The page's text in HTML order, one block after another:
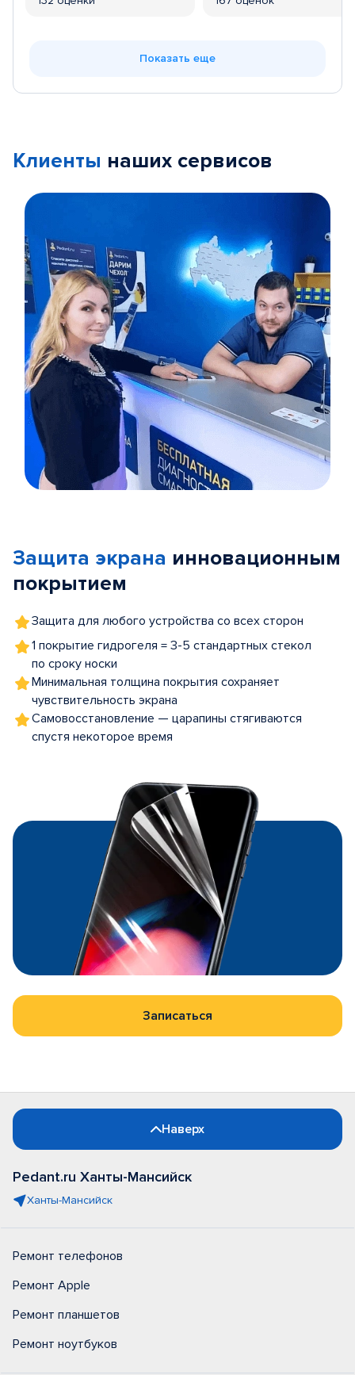
Показать еще
Клиенты наших сервисов
5
Защита экрана инновационным
покрытием
Защита для любого устройства со всех сторон
1 покрытие гидрогеля = 3-5 стандартных стекол
по сроку носки
Минимальная толщина покрытия сохраняет
чувствительность экрана
Самовосстановление — царапины стягиваются
спустя некоторое время
Записаться
Наверх
Pedant.ru Ханты-Мансийск
Ханты-Мансийск
Ремонт телефонов
Ремонт Apple
Ремонт планшетов
Ремонт ноутбуков